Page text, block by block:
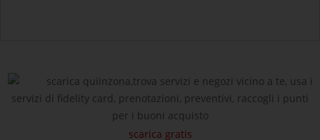
scarica quiinzona,trova servizi e negozi vicino a te, usa i
servizi di fidelity card, prenotazioni, preventivi, raccogli i punti
per i buoni acquisto
scarica gratis